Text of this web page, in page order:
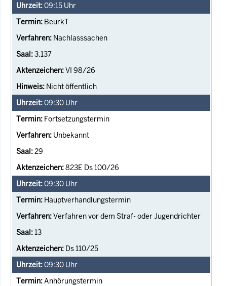
09:15 Uhr
BeurkT
Nachlasssachen
3.137
VI 98/26
Nicht öffentlich
09:30 Uhr
Fortsetzungstermin
Unbekannt
29
823E Ds 100/26
09:30 Uhr
Hauptverhandlungstermin
Verfahren vor dem Straf- oder Jugendrichter
13
Ds 110/25
09:30 Uhr
Anhörungstermin